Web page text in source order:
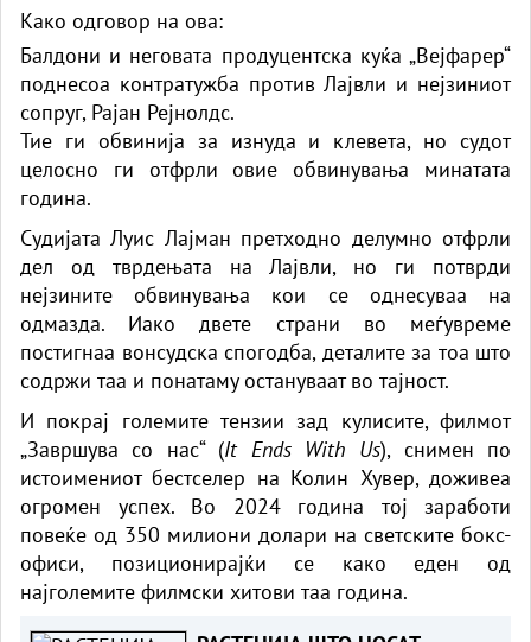
Како одговор на ова:
Балдони и неговата продуцентска куќа „Вејфарер“
поднесоа контратужба против Лајвли и нејзиниот
сопруг, Рајан Рејнолдс.
Тие ги обвинија за изнуда и клевета, но судот
целосно ги отфрли овие обвинувања минатата
година.
Судијата Луис Лајман претходно делумно отфрли
дел од тврдењата на Лајвли, но ги потврди
нејзините обвинувања кои се однесуваа на
одмазда. Иако двете страни во меѓувреме
постигнаа вонсудска спогодба, деталите за тоа што
содржи таа и понатаму остануваат во тајност.
И покрај големите тензии зад кулисите, филмот
„Завршува со нас“ (It Ends With Us), снимен по
истоимениот бестселер на Колин Хувер, доживеа
огромен успех. Во 2024 година тој заработи
повеќе од 350 милиони долари на светските бокс-
офиси, позиционирајќи се како еден од
најголемите филмски хитови таа година.